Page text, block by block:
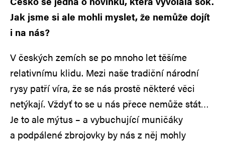
Jak jsme si ale mohli myslet, že nemůže dojít
i na nás?
V českých zemích se po mnoho let těšíme
relativnímu klidu. Mezi naše tradiční národní
rysy patří víra, že se nás prostě některé věci
netýkají. Vždyť to se u nás přece nemůže stát…
Je to ale mýtus – a vybuchující muničáky
a podpálené zbrojovky by nás z něj mohly